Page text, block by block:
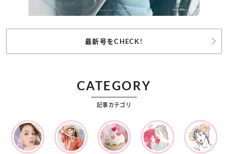
最新号をCHECK!
CATEGORY
記事カテゴリ